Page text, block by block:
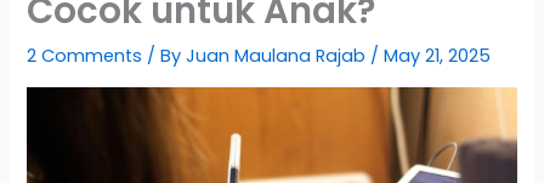
Cocok untuk Anak?
2 Comments / ByJuan Maulana Rajab /May 21, 2025